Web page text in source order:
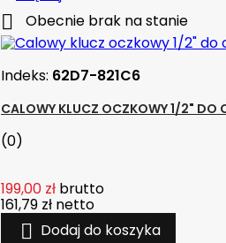
 Obecnie brak na stanie
Indeks: 62D7-821C6
CALOWY KLUCZ OCZKOWY 1/2" DO
(0)
199,00 zł brutto
161,79 zł netto
 Dodaj do koszyka